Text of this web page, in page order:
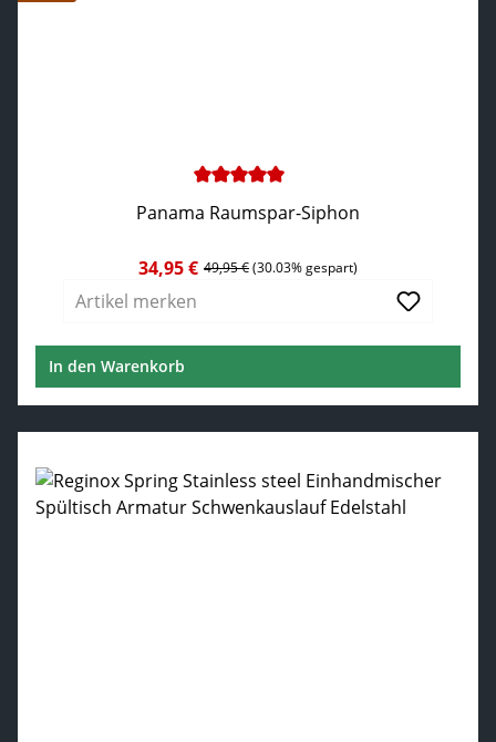
Durchschnittliche Bewertung von 5 von 5 Sternen
Panama Raumspar-Siphon
Verkaufspreis:34,95 € Regulärer Preis:
49,95 €(30.03% gespart)
Artikel merken
In den Warenkorb